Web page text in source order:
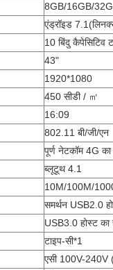
8GB/16GB/
एंड्रॉइड 7.1(
10 बिंदु कैपेसिटिव
43"
1920*1080
450 सीडी / ㎡
16:09
802.11 बी/जी/एन
पूर्ण नेटकॉम 4G
ब्लूटूथ 4.1
10M/100M/
समर्थन USB2.0
USB3.0 होस्ट का
टाइप-सी*1
एसी 100V-